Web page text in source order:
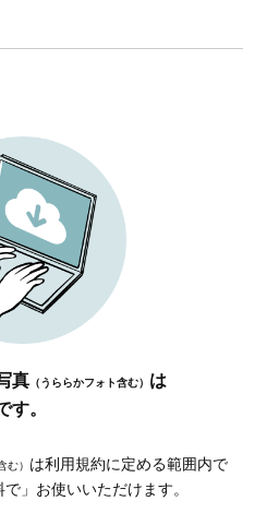
真 （うららかフォト含む） は
。
む） は利用規約に定める範囲内で
」お使いいただけます。